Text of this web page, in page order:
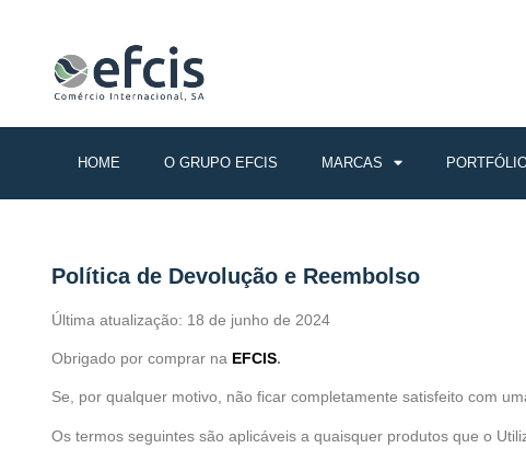
HOME O GRUPO EFCIS MARCAS
Política de Devolução e Reembolso
Última atualização: 18 de junho de 2024
Obrigado por comprar na EFCIS.
Se, por qualquer motivo, não ficar completamente satisfeito com
Os termos seguintes são aplicáveis a quaisquer produtos que o